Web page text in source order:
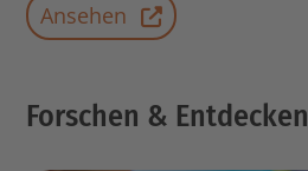
Ansehen
Forschen & Entdecken